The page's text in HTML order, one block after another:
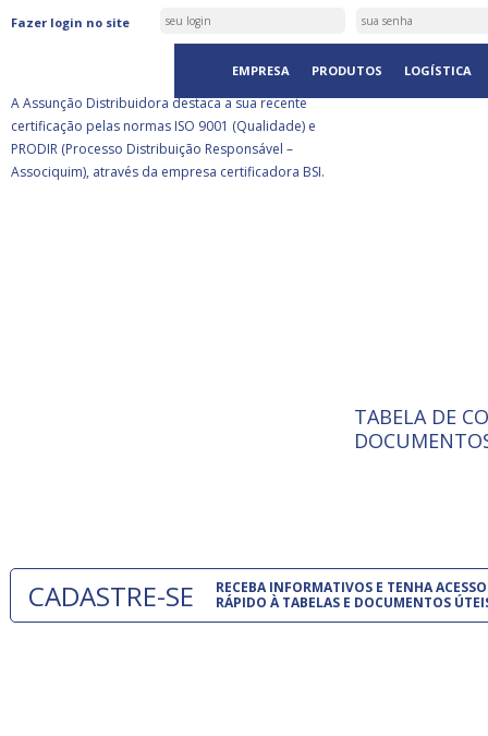
Fazer login no site
EMPRESA PRODUTOS LOGÍSTICA
ASSUNÇÃO DISTRIBUIDORA É
CERTIFICADA PELA BSI
A Assunção Distribuidora destaca a sua recente
certificação pelas normas ISO 9001 (Qualidade) e
PRODIR (Processo Distribuição Responsável –
Associquim), através da empresa certificadora BSI.
ISO 9001:
A
TABELA DE
CADASTRE-SE
RECEBA INFORMATIVOS E TENHA ACESSO
RÁPIDO À TABELAS E DOCUMENTOS